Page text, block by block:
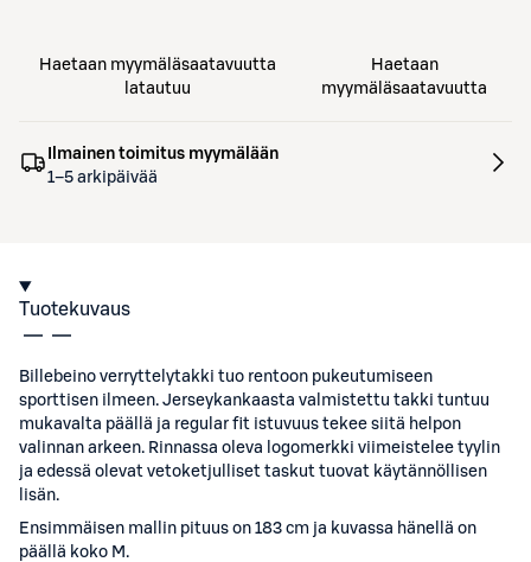
Haetaan myymäläsaatavuutta
latautuu
Haetaan
myymäläsaatavuutta
Ilmainen toimitus myymälään
1–5 arkipäivää
Tuotekuvaus
Billebeino verryttelytakki tuo rentoon pukeutumiseen
sporttisen ilmeen. Jerseykankaasta valmistettu takki tuntuu
mukavalta päällä ja regular fit istuvuus tekee siitä helpon
valinnan arkeen. Rinnassa oleva logomerkki viimeistelee tyylin
ja edessä olevat vetoketjulliset taskut tuovat käytännöllisen
lisän.
Ensimmäisen mallin pituus on 183 cm ja kuvassa hänellä on
päällä koko M.